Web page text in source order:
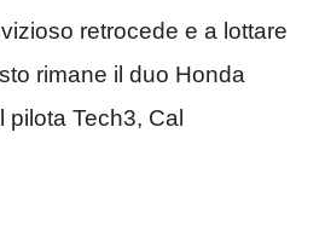
retrocede e a lottare
rimane il duo Honda
Tech3, Cal